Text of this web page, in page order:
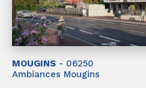
MOUGINS - 06250
Ambiances Mougins